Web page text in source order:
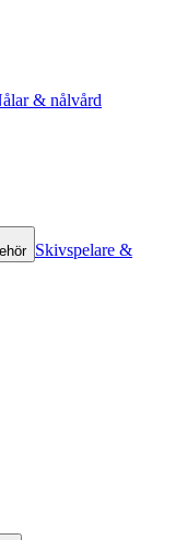
& nålvård
Skivspelare &